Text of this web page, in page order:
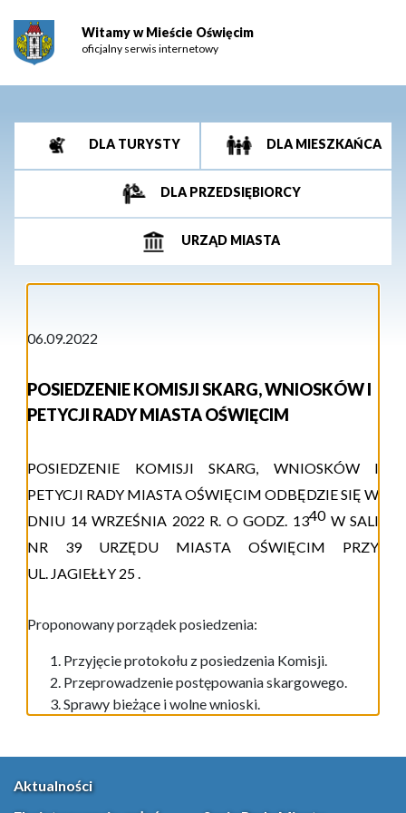
Witamy w Mieście Oświęcim
oficjalny serwis internetowy
DLA TURYSTY DLA MIESZKAŃCA
DLA PRZEDSIĘBIORCY
URZĄD MIASTA
06.09.2022
POSIEDZENIE KOMISJI SKARG, WNIOSKÓW I
PETYCJI RADY MIASTA OŚWIĘCIM
POSIEDZENIE KOMISJI SKARG, WNIOSKÓW I
PETYCJI RADY MIASTA OŚWIĘCIM ODBĘDZIE SIĘ W
DNIU 14 WRZEŚNIA 2022 R. O GODZ. 1340 W SALI
NR 39URZĘDU MIASTA OŚWIĘCIM PRZY
UL. JAGIEŁŁY 25.
Proponowany porządek posiedzenia:
Przyjęcie protokołu z posiedzenia Komisji.
Przeprowadzenie postępowania skargowego.
Sprawy bieżące i wolne wnioski.
Aktualności